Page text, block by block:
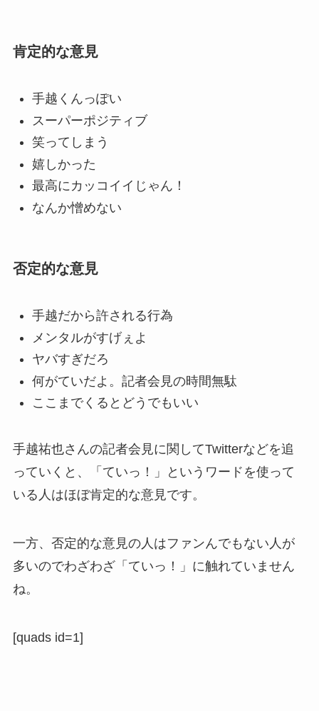
肯定的な意見
手越くんっぽい
スーパーポジティブ
笑ってしまう
嬉しかった
最高にカッコイイじゃん！
なんか憎めない
否定的な意見
手越だから許される行為
メンタルがすげぇよ
ヤバすぎだろ
何がていだよ。記者会見の時間無駄
ここまでくるとどうでもいい
手越祐也さんの記者会見に関してTwitterなどを追
っていくと、「ていっ！」というワードを使って
いる人はほぼ肯定的な意見です。
一方、否定的な意見の人はファンんでもない人が
多いのでわざわざ「ていっ！」に触れていません
ね。
[quads id=1]